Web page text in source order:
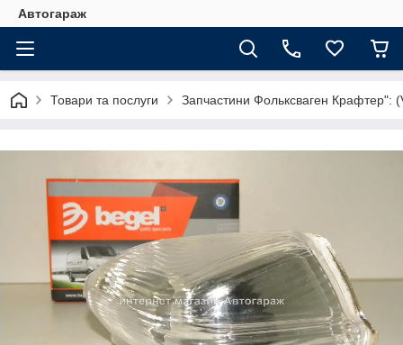
Автогараж
Товари та послуги Запчастини Фольксваген Крафтер":